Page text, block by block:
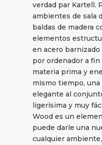
verdad par Kartell.
ambientes de sala
baldas de madera
elementos
en acero
por ordenador a
materia prima y
mismo tiempo,
elegante al
ligerísima y muy
Wood es un
puede darle una
cualquier